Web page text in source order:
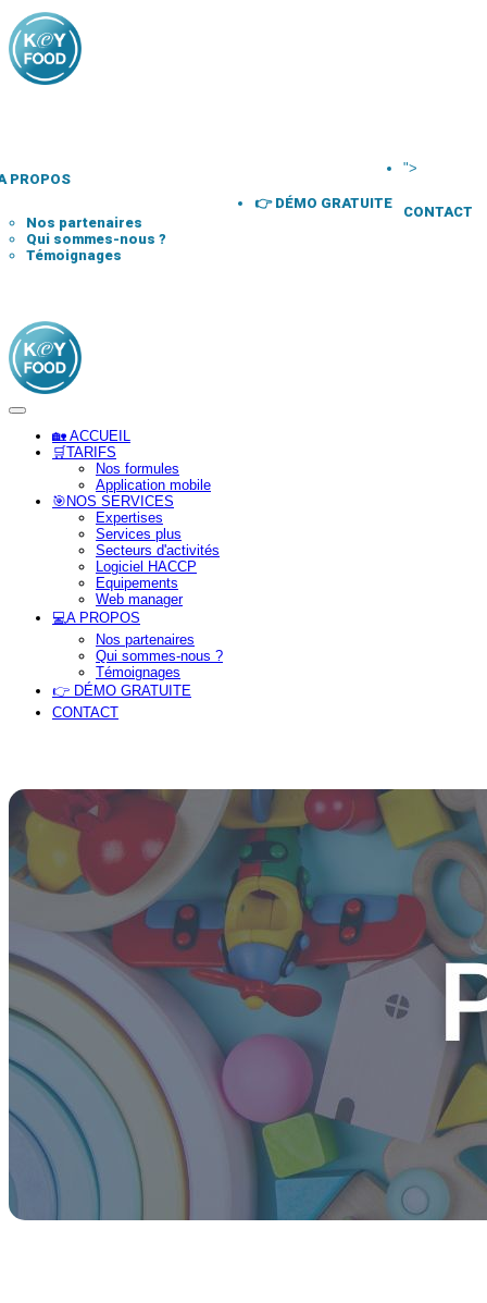
PROPOS
Nos partenaires
Qui sommes-nous ?
Témoignages
👉 DÉMO GRATUITE
">
CONTACT
🏡 ACCUEIL
🛒TARIFS
Nos formules
Application mobile
🎯NOS SERVICES
Expertises
Services plus
Secteurs d'activités
Logiciel HACCP
Equipements
Web manager
💻A PROPOS
Nos partenaires
Qui sommes-nous ?
Témoignages
👉 DÉMO GRATUITE
CONTACT